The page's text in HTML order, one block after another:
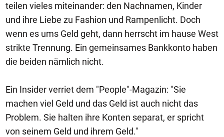
teilen vieles miteinander: den Nachnamen, Kinder
und ihre Liebe zu Fashion und Rampenlicht. Doch
wenn es ums Geld geht, dann herrscht im hause West
strikte Trennung. Ein gemeinsames Bankkonto haben
die beiden nämlich nicht.
Ein Insider verriet dem "People"-Magazin: "Sie
machen viel Geld und das Geld ist auch nicht das
Problem. Sie halten ihre Konten separat, er spricht
von seinem Geld und ihrem Geld."